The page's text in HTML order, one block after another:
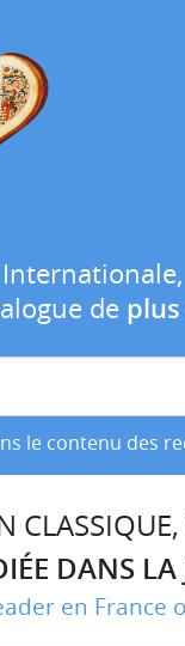
de
le contenu des
DANS LA
en France